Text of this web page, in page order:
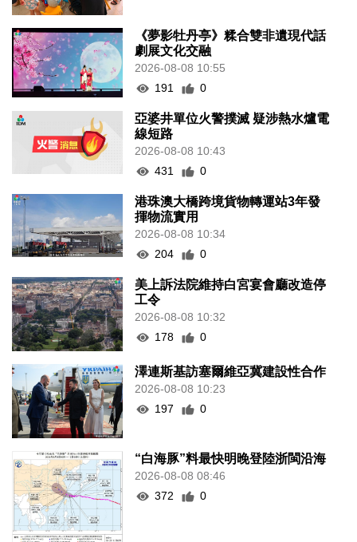
《夢影牡丹亭》糅合雙非遺現代話
劇展文化交融
2026-08-08 10:55
191
0
亞婆井單位火警撲滅 疑涉熱水爐電
線短路
2026-08-08 10:43
431
0
港珠澳大橋跨境貨物轉運站3年發
揮物流實用
2026-08-08 10:34
204
0
美上訴法院維持白宮宴會廳改造停
工令
2026-08-08 10:32
178
0
澤連斯基訪塞爾維亞冀建設性合作
2026-08-08 10:23
197
0
“白海豚”料最快明晚登陸浙閩沿海
2026-08-08 08:46
372
0